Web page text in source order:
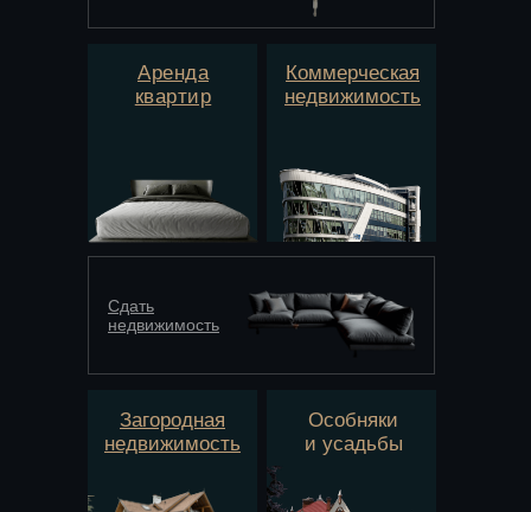
Аренда
квартир
Коммерческая
недвижимость
Сдать
недвижимость
Загородная
недвижимость
Особняки
и усадьбы